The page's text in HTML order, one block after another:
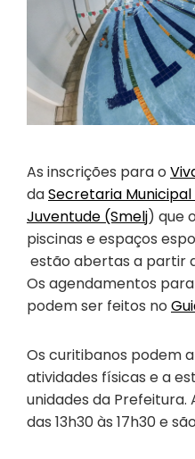
As inscrições para o
daSecretaria Municipal
Juventude (Smelj) que
piscinas e espaços
estão abertas a partir
Os agendamentos
podem ser feitos no
Os curitibanos podem
atividades físicas e a
unidades da
das 13h30 às 17h30 e